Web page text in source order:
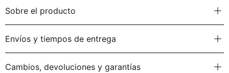
Sobre el producto
Envíos y tiempos de entrega
Cambios, devoluciones y garantías